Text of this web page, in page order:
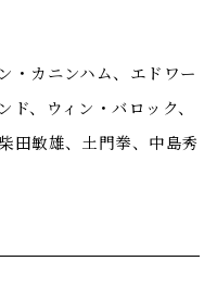
・カニンハム、エドワー
ド、ウィン・バロック、
田敏雄、土門拳、中島秀